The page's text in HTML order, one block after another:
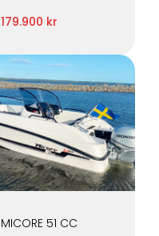
179.900 kr
MICORE 51 CC